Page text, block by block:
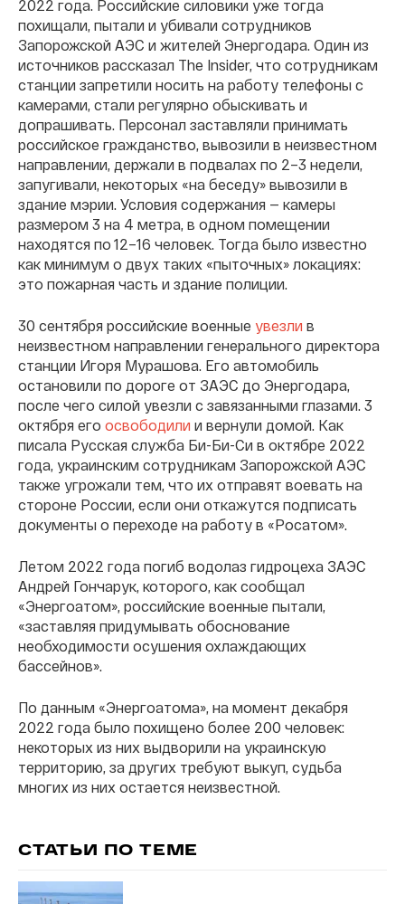
2022 года. Российские силовики уже тогда
похищали, пытали и убивали сотрудников
Запорожской АЭС и жителей Энергодара. Один из
источников рассказал The Insider, что сотрудникам
станции запретили носить на работу телефоны с
камерами, стали регулярно обыскивать и
допрашивать. Персонал заставляли принимать
российское гражданство, вывозили в неизвестном
направлении, держали в подвалах по 2–3 недели,
запугивали, некоторых «на беседу» вывозили в
здание мэрии. Условия содержания — камеры
размером 3 на 4 метра, в одном помещении
находятся по 12–16 человек. Тогда было известно
как минимум о двух таких «пыточных» локациях:
это пожарная часть и здание полиции.
30 сентября российские военные увезли в
неизвестном направлении генерального директора
станции Игоря Мурашова. Его автомобиль
остановили по дороге от ЗАЭС до Энергодара,
после чего силой увезли с завязанными глазами. 3
октября его освободили и вернули домой. Как
писала Русская служба Би-Би-Си в октябре 2022
года, украинским сотрудникам Запорожской АЭС
также угрожали тем, что их отправят воевать на
стороне России, если они откажутся подписать
документы о переходе на работу в «Росатом».
Летом 2022 года погиб водолаз гидроцеха ЗАЭС
Андрей Гончарук, которого, как сообщал
«Энергоатом», российские военные пытали,
«заставляя придумывать обоснование
необходимости осушения охлаждающих
бассейнов».
По данным «Энергоатома», на момент декабря
2022 года было похищено более 200 человек:
некоторых из них выдворили на украинскую
территорию, за других требуют выкуп, судьба
многих из них остается неизвестной.
СТАТЬИ ПО ТЕМЕ